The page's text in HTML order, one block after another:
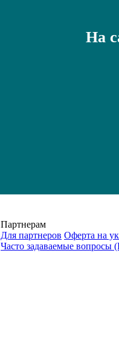
На
Партнерам
Для партнеров Оферта на
Часто задаваемые вопросы